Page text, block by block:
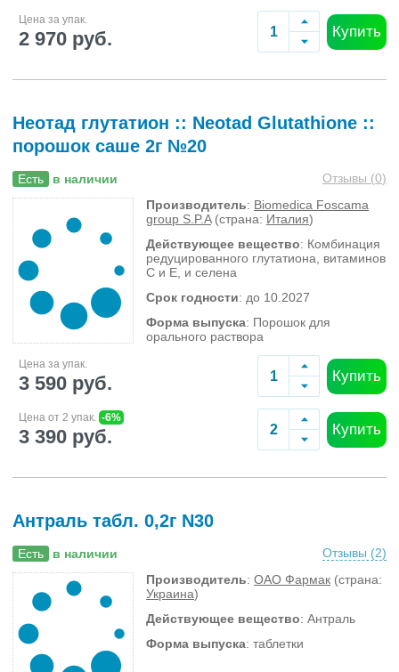
Цена за упак.
2 970 руб. Купить
Неотад глутатион :: Neotad Glutathione ::
порошок саше 2г №20
Есть в наличии Отзывы (0)
Производитель: Biomedica Foscama
group S.P.A(страна: Италия)
Действующее вещество: Комбинация
редуцированного глутатиона, витаминов
С и Е, и селена
Срок годности: до 10.2027
Форма выпуска: Порошок для
орального раствора
Цена за упак.
3 590 руб. Купить
Цена от 2 упак. -6%
3 390 руб. Купить
Антраль табл. 0,2г N30
Есть в наличии Отзывы (2)
Производитель: ОАО Фармак (страна:
Украина)
Действующее вещество: Антраль
Форма выпуска: таблетки